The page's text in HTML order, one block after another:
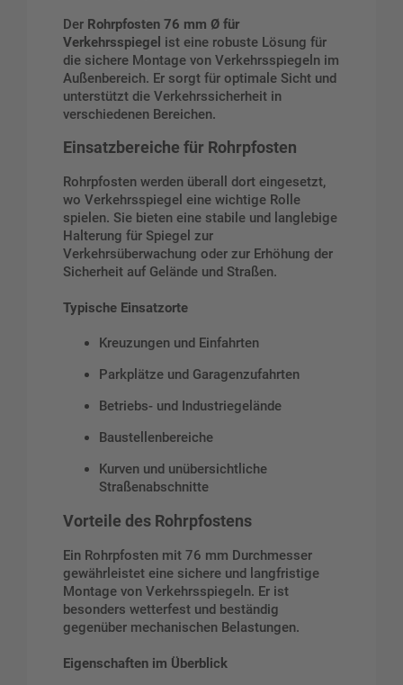
Der Rohrpfosten 76 mm Ø für
Verkehrsspiegel ist eine robuste Lösung für
die sichere Montage von Verkehrsspiegeln im
Außenbereich. Er sorgt für optimale Sicht und
unterstützt die Verkehrssicherheit in
verschiedenen Bereichen.
Einsatzbereiche für Rohrpfosten
Rohrpfosten werden überall dort eingesetzt,
wo Verkehrsspiegel eine wichtige Rolle
spielen. Sie bieten eine stabile und langlebige
Halterung für Spiegel zur
Verkehrsüberwachung oder zur Erhöhung der
Sicherheit auf Gelände und Straßen.
Typische Einsatzorte
Kreuzungen und Einfahrten
Parkplätze und Garagenzufahrten
Betriebs- und Industriegelände
Baustellenbereiche
Kurven und unübersichtliche
Straßenabschnitte
Vorteile des Rohrpfostens
Ein Rohrpfosten mit 76 mm Durchmesser
gewährleistet eine sichere und langfristige
Montage von Verkehrsspiegeln. Er ist
besonders wetterfest und beständig
gegenüber mechanischen Belastungen.
Eigenschaften im Überblick